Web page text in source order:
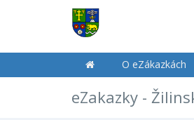
O eZákazkách
eZakazky -